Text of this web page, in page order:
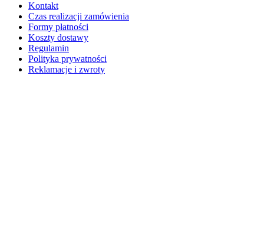
Kontakt
Czas realizacji zamówienia
Formy płatności
Koszty dostawy
Regulamin
Polityka prywatności
Reklamacje i zwroty